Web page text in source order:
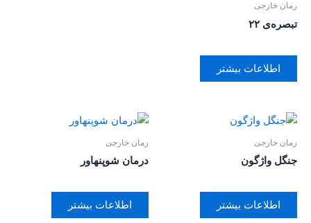
رمان خارجی
تبصره‌ی ۲۲
اطلاعات بیشتر
رمان خارجی
جنگل واژگون
اطلاعات بیشتر
رمان خارجی
درمان شوپنهاور
اطلاعات بیشتر